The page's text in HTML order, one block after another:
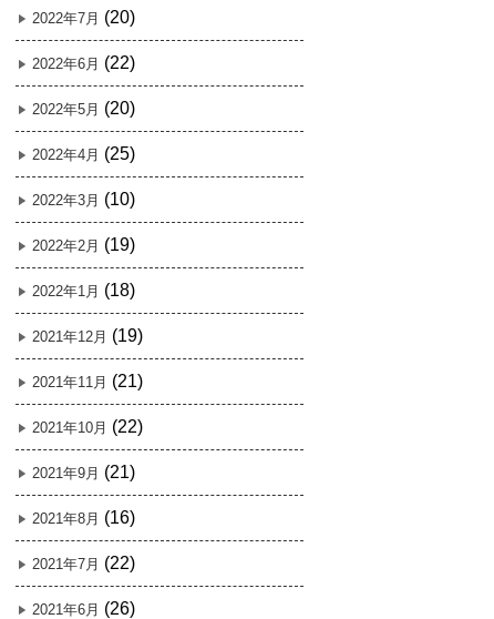
2022年7月 (20)
2022年6月 (22)
2022年5月 (20)
2022年4月 (25)
2022年3月 (10)
2022年2月 (19)
2022年1月 (18)
2021年12月 (19)
2021年11月 (21)
2021年10月 (22)
2021年9月 (21)
2021年8月 (16)
2021年7月 (22)
2021年6月 (26)